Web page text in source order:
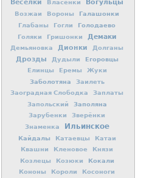
Веселки Власёнки Вогульцы
Возжаи Вороны Галашонки
Глабаны Гогли Голодаево
Голяки Гришонки Демаки
Демьяновка Дионки Долганы
Дрозды Дудыли Егоровцы
Елинцы Еремы Жуки
Заболотяна
Заилеть
Заоградная Слободка
Заплаты
Запольский
Заполяна
Зарубенки
Зверёнки
Знаменка
Ильинское
Кайдалы Катаевцы
Катаи
Квашни
Кленовое
Князи
Козлецы
Козюки Кокали
Кононы Короли Косоноги